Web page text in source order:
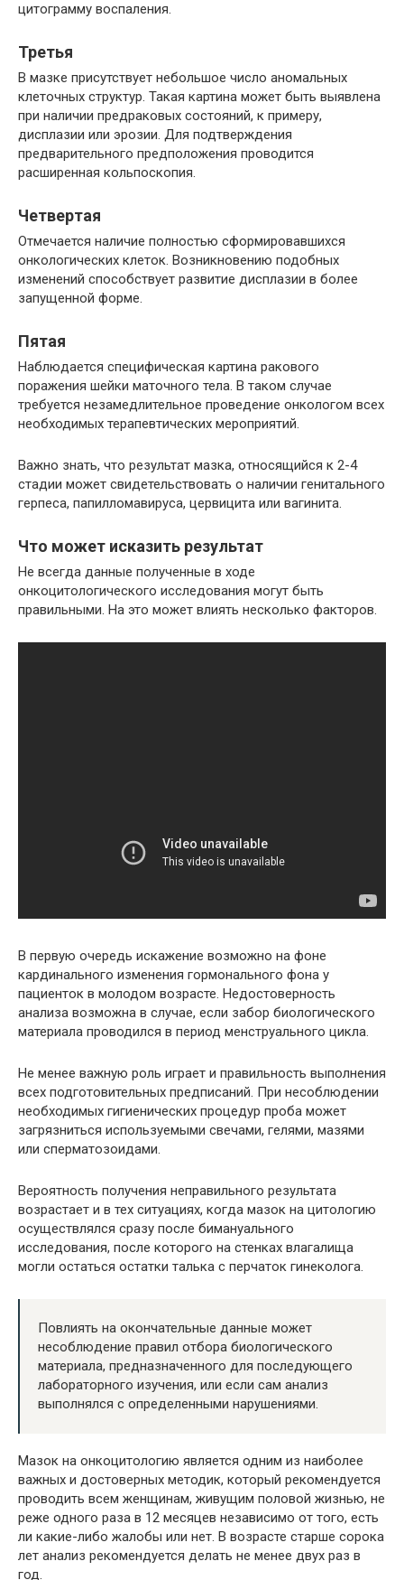
цитограмму воспаления.
Третья
В мазке присутствует небольшое число аномальных
клеточных структур. Такая картина может быть выявлена
при наличии предраковых состояний, к примеру,
дисплазии или эрозии. Для подтверждения
предварительного предположения проводится
расширенная кольпоскопия.
Четвертая
Отмечается наличие полностью сформировавшихся
онкологических клеток. Возникновению подобных
изменений способствует развитие дисплазии в более
запущенной форме.
Пятая
Наблюдается специфическая картина ракового
поражения шейки маточного тела. В таком случае
требуется незамедлительное проведение онкологом всех
необходимых терапевтических мероприятий.
Важно знать, что результат мазка, относящийся к 2-4
стадии может свидетельствовать о наличии генитального
герпеса, папилломавируса, цервицита или вагинита.
Что может исказить результат
Не всегда данные полученные в ходе
онкоцитологического исследования могут быть
правильными. На это может влиять несколько факторов.
В первую очередь искажение возможно на фоне
кардинального изменения гормонального фона у
пациенток в молодом возрасте. Недостоверность
анализа возможна в случае, если забор биологического
материала проводился в период менструального цикла.
Не менее важную роль играет и правильность выполнения
всех подготовительных предписаний. При несоблюдении
необходимых гигиенических процедур проба может
загрязниться используемыми свечами, гелями, мазями
или сперматозоидами.
Вероятность получения неправильного результата
возрастает и в тех ситуациях, когда мазок на цитологию
осуществлялся сразу после бимануального
исследования, после которого на стенках влагалища
могли остаться остатки талька с перчаток гинеколога.
Повлиять на окончательные данные может
несоблюдение правил отбора биологического
материала, предназначенного для последующего
лабораторного изучения, или если сам анализ
выполнялся с определенными нарушениями.
Мазок на онкоцитологию является одним из наиболее
важных и достоверных методик, который рекомендуется
проводить всем женщинам, живущим половой жизнью, не
реже одного раза в 12 месяцев независимо от того, есть
ли какие-либо жалобы или нет. В возрасте старше сорока
лет анализ рекомендуется делать не менее двух раз в
год.